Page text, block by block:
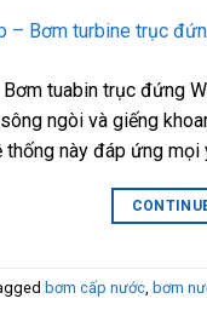
tuabin trục đứng
ngòi và giếng
này đáp ứng mọi
bơm cấp nước bơm